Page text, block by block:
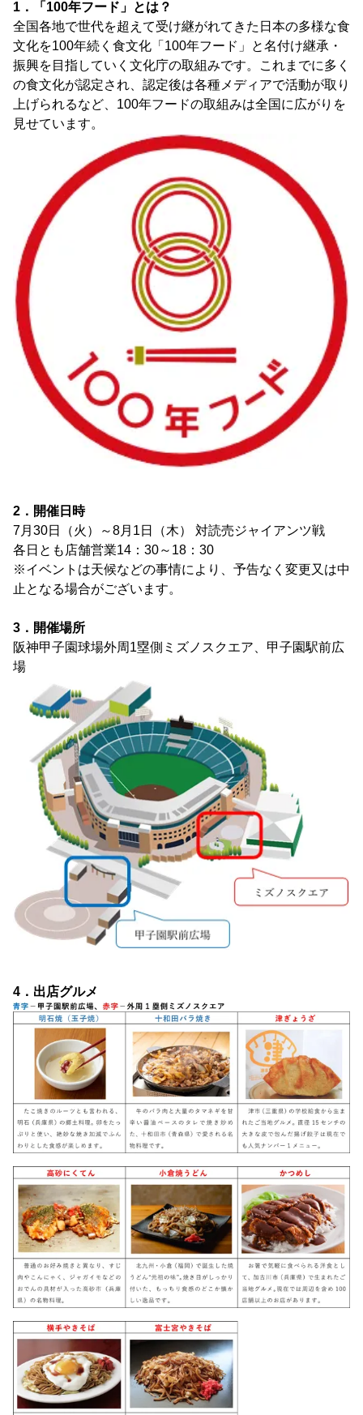
1．「100年フード」とは？
全国各地で世代を超えて受け継がれてきた日本の多様な食
文化を100年続く食文化「100年フード」と名付け継承・
振興を目指していく文化庁の取組みです。これまでに多く
の食文化が認定され、認定後は各種メディアで活動が取り
上げられるなど、100年フードの取組みは全国に広がりを
見せています。
2．開催日時
7月30日（火）～8月1日（木） 対読売ジャイアンツ戦
各日とも店舗営業14：30～18：30
※イベントは天候などの事情により、予告なく変更又は中
止となる場合がございます。
3．開催場所
阪神甲子園球場外周1塁側ミズノスクエア、甲子園駅前広
場
4．出店グルメ